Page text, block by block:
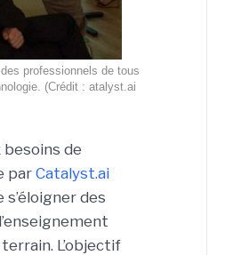
professionnels de tous
(Crédit : atalyst.ai
besoins de
parCatalyst.ai
s’éloigner des
L’objectif